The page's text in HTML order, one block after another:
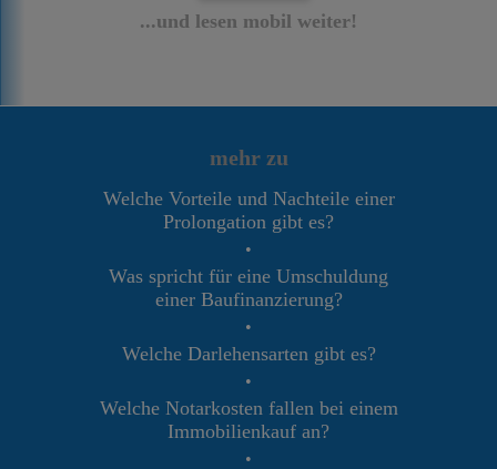
...und lesen mobil weiter!
mehr zu
Welche Vorteile und Nachteile einer
Prolongation gibt es?
•
Was spricht für eine Umschuldung
einer Baufinanzierung?
•
Welche Darlehensarten gibt es?
•
Welche Notarkosten fallen bei einem
Immobilienkauf an?
•